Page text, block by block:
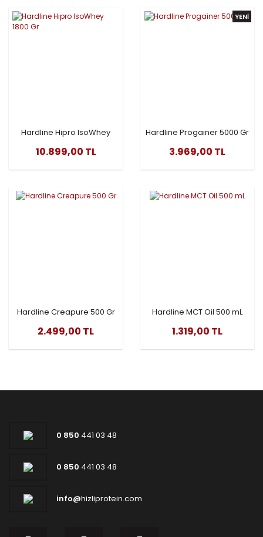
Hardline Hipro IsoWhey
1800 Gr
10.899,00 TL
YENİ
Hardline Progainer 5000 Gr
3.969,00 TL
Hardline Creapure 500 Gr
2.499,00 TL
Hardline MCT Oil 500 mL
1.319,00 TL
0 850 441 03 48
0 850 441 03 48
info@hizliprotein.com